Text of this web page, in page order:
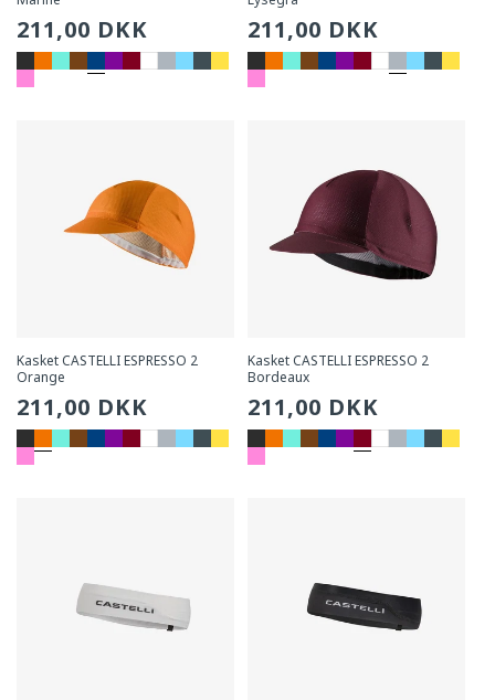
Sædvanlig
pris
211,00 DKK
Sædvanlig
pris
211,00 DKK
Kasket CASTELLI ESPRESSO 2
Orange
Sædvanlig
pris
211,00 DKK
Kasket CASTELLI ESPRESSO 2
Bordeaux
Sædvanlig
pris
211,00 DKK